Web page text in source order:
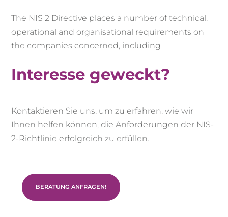
The NIS 2 Directive places a number of technical,
operational and organisational requirements on
the companies concerned, including
Interesse geweckt?
Kontaktieren Sie uns, um zu erfahren, wie wir
Ihnen helfen können, die Anforderungen der NIS-
2-Richtlinie erfolgreich zu erfüllen.
BERATUNG ANFRAGEN!